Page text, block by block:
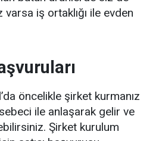
iş ortaklığı ile evden
öncelikle şirket kurmanız
ile anlaşarak gelir ve
Şirket kurulum